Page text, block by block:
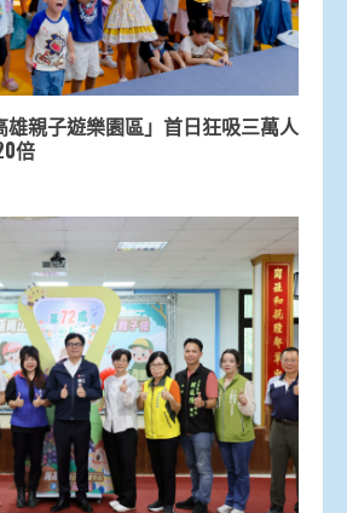
雄親子遊樂園區」首日狂吸三萬人
倍